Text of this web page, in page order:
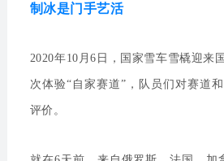
制冰是门手艺活
2020年10月6日，国家雪车雪橇迎来
次体验“自家赛道”，队员们对赛道
评价。